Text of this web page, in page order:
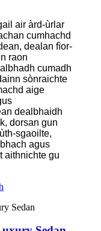
air àrd-ùrlar
cumhachd
dealan fìor-
raon
cumadh
sònraichte
aige
dealbhaidh
dorsan gun
sgaoilte,
agus
aithnichte gu